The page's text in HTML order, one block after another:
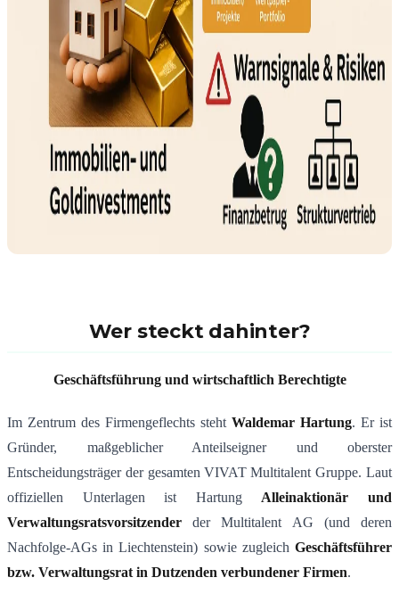
Wer steckt dahinter?
Geschäftsführung und wirtschaftlich Berechtigte
Im Zentrum des Firmengeflechts steht Waldemar Hartung. Er ist
Gründer, maßgeblicher Anteilseigner und oberster
Entscheidungsträger der gesamten VIVAT Multitalent Gruppe​. Laut
offiziellen Unterlagen ist Hartung Alleinaktionär und
Verwaltungsratsvorsitzender der Multitalent AG (und deren
Nachfolge-AGs in Liechtenstein) sowie zugleich Geschäftsführer
bzw. Verwaltungsrat in Dutzenden verbundener Firmen​.